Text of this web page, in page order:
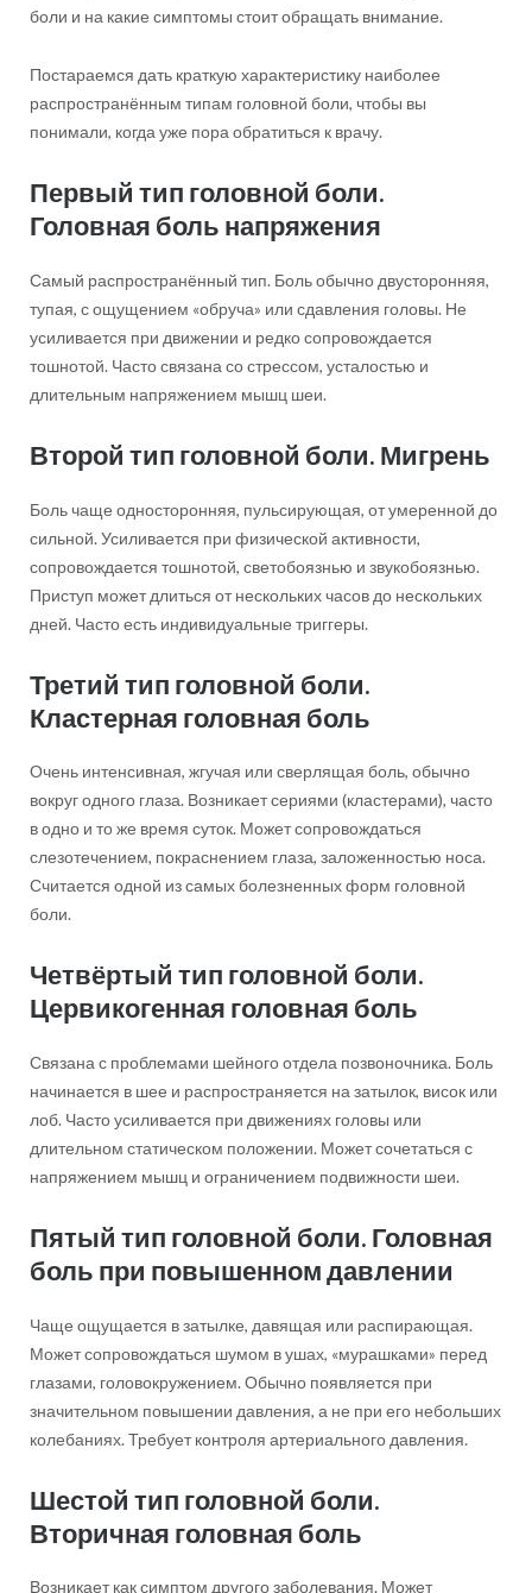
боли и на какие симптомы стоит обращать внимание.
Постараемся дать краткую характеристику наиболее
распространённым типам головной боли, чтобы вы
понимали, когда уже пора обратиться к врачу.
Первый тип головной боли.
Головная боль напряжения
Самый распространённый тип. Боль обычно двусторонняя,
тупая, с ощущением «обруча» или сдавления головы. Не
усиливается при движении и редко сопровождается
тошнотой. Часто связана со стрессом, усталостью и
длительным напряжением мышц шеи.
Второй тип головной боли. Мигрень
Боль чаще односторонняя, пульсирующая, от умеренной до
сильной. Усиливается при физической активности,
сопровождается тошнотой, светобоязнью и звукобоязнью.
Приступ может длиться от нескольких часов до нескольких
дней. Часто есть индивидуальные триггеры.
Третий тип головной боли.
Кластерная головная боль
Очень интенсивная, жгучая или сверлящая боль, обычно
вокруг одного глаза. Возникает сериями (кластерами), часто
в одно и то же время суток. Может сопровождаться
слезотечением, покраснением глаза, заложенностью носа.
Считается одной из самых болезненных форм головной
боли.
Четвёртый тип головной боли.
Цервикогенная головная боль
Связана с проблемами шейного отдела позвоночника. Боль
начинается в шее и распространяется на затылок, висок или
лоб. Часто усиливается при движениях головы или
длительном статическом положении. Может сочетаться с
напряжением мышц и ограничением подвижности шеи.
Пятый тип головной боли. Головная
боль при повышенном давлении
Чаще ощущается в затылке, давящая или распирающая.
Может сопровождаться шумом в ушах, «мурашками» перед
глазами, головокружением. Обычно появляется при
значительном повышении давления, а не при его небольших
колебаниях. Требует контроля артериального давления.
Шестой тип головной боли.
Вторичная головная боль
Возникает как симптом другого заболевания. Может